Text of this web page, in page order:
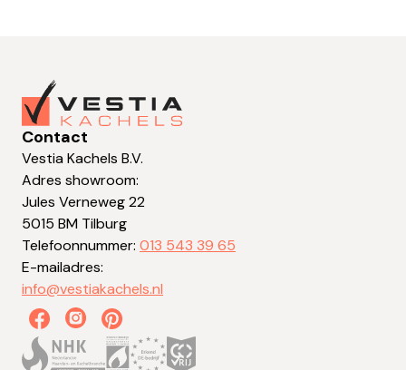
Contact
Vestia Kachels B.V.
Adres showroom:
Jules Verneweg 22
5015 BM Tilburg
Telefoonnummer: 013 543 39 65
E-mailadres:
info@vestiakachels.nl